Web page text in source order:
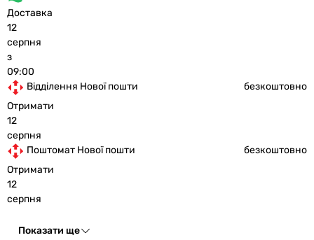
Доставка
12
серпня
з
09:00
Відділення Нової пошти
безкоштовно
Отримати
12
серпня
Поштомат Нової пошти
безкоштовно
Отримати
12
серпня
Показати ще